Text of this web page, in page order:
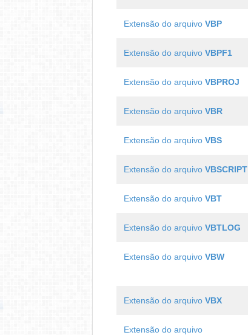
Extensão do arquivo VBP
Extensão do arquivo VBPF1
Extensão do arquivo VBPROJ
Extensão do arquivo VBR
Extensão do arquivo VBS
Extensão do arquivo VBSCRIPT
Extensão do arquivo VBT
Extensão do arquivo VBTLOG
Extensão do arquivo VBW
Extensão do arquivo VBX
Extensão do arquivo